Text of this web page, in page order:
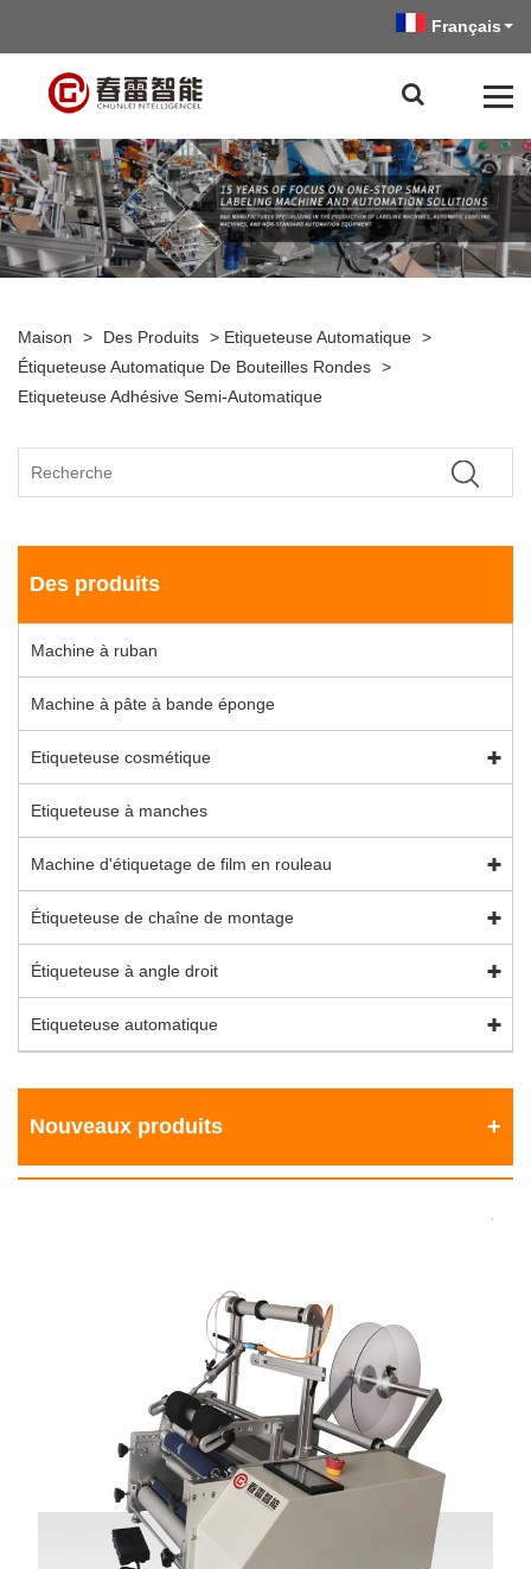
Français
Maison > Des Produits > Etiqueteuse Automatique >
Étiqueteuse Automatique De Bouteilles Rondes >
Etiqueteuse Adhésive Semi-Automatique
Des produits
Machine à ruban
Machine à pâte à bande éponge
Etiqueteuse cosmétique
Etiqueteuse à manches
Machine d'étiquetage de film en rouleau
Étiqueteuse de chaîne de montage
Étiqueteuse à angle droit
Etiqueteuse automatique
Nouveaux produits